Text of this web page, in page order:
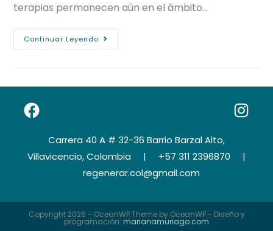
terapias permanecen aún en el ámbito…
Continuar Leyendo
Carrera 40 A # 32-36 Barrio Barzal Alto,
Villavicencio, Colombia | +57 311 2396870 |
regenerar.col@gmail.com
Copyright 2026 - OceanWP Theme by OceanWP - Diseño y
programación: marianamuriago.com